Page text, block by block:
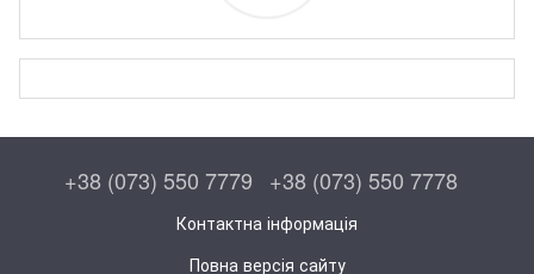
+38 (073) 550 7779 +38 (073) 550 7778
Контактна інформація
Повна версія сайту